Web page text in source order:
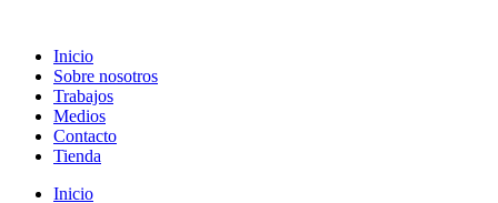
contenido
Inicio
Sobre nosotros
Trabajos
Medios
Contacto
Tienda
Inicio